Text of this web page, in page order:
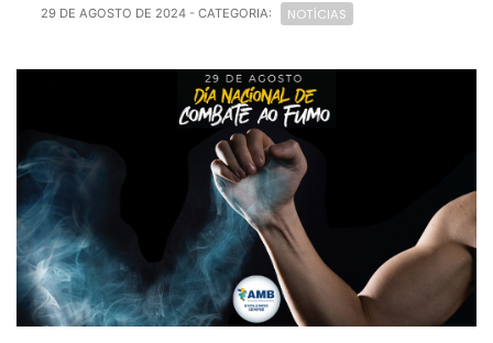
29 DE AGOSTO DE 2024 - CATEGORIA: NOTÍCIAS